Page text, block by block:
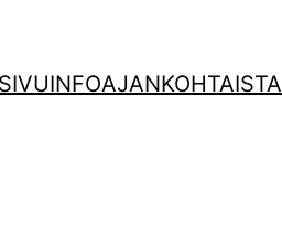
INFOAJANKOHTAISTA